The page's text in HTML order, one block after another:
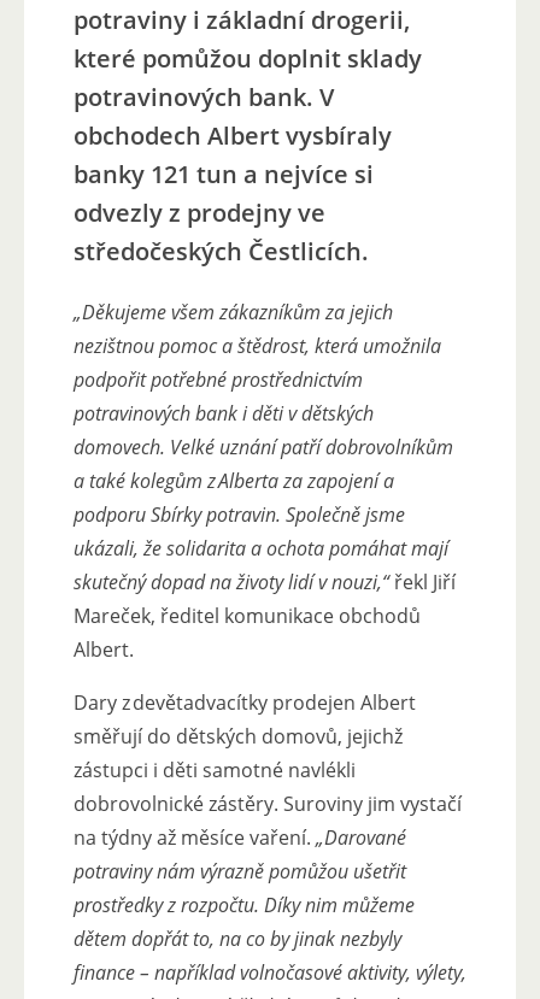
potraviny i základní drogerii,
které pomůžou doplnit sklady
potravinových bank. V
obchodech Albert vysbíraly
banky 121 tun a nejvíce si
odvezly z prodejny ve
středočeských Čestlicích.
„Děkujeme všem zákazníkům za jejich
nezištnou pomoc a štědrost, která umožnila
podpořit potřebné prostřednictvím
potravinových bank i děti v dětských
domovech. Velké uznání patří dobrovolníkům
a také kolegům z Alberta za zapojení a
podporu Sbírky potravin. Společně jsme
ukázali, že solidarita a ochota pomáhat mají
skutečný dopad na životy lidí v nouzi,“řekl Jiří
Mareček, ředitel komunikace obchodů
Albert.
Dary z devětadvacítky prodejen Albert
směřují do dětských domovů, jejichž
zástupci i děti samotné navlékli
dobrovolnické zástěry. Suroviny jim vystačí
na týdny až měsíce vaření. „Darované
potraviny nám výrazně pomůžou ušetřit
prostředky z rozpočtu. Díky nim můžeme
dětem dopřát to, na co by jinak nezbyly
finance – například volnočasové aktivity, výlety,